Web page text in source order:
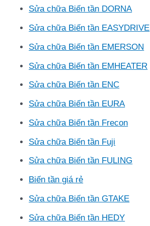
Sửa chữa Biến tần DORNA
Sửa chữa Biến tần EASYDRIVE
Sửa chữa Biến tần EMERSON
Sửa chữa Biến tần EMHEATER
Sửa chữa Biến tần ENC
Sửa chữa Biến tần EURA
Sửa chữa Biến tần Frecon
Sửa chữa Biến tần Fuji
Sửa chữa Biến tần FULING
Biến tần giá rẻ
Sửa chữa Biến tần GTAKE
Sửa chữa Biến tần HEDY